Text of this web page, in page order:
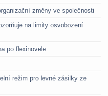
změny ve společnosti
na limity osvobození
po flexinovele
režim pro levné zásilky ze